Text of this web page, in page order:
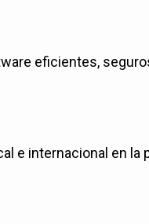
eficientes,
e internacional en la